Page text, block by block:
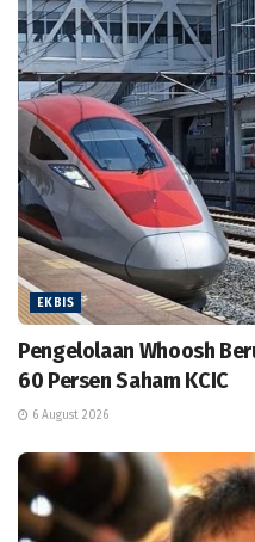
EKBIS
Pengelolaan Whoosh
60 Persen Saham KCIC
6 August 2026